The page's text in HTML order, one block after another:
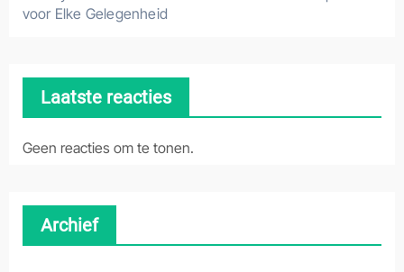
voor Elke Gelegenheid
Laatste reacties
Geen reacties om te tonen.
Archief